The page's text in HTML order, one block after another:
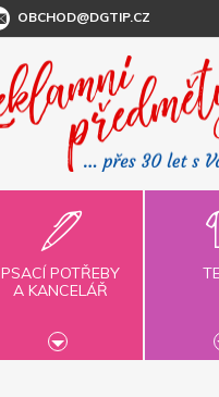
OBCHOD@DGTIP.CZ
PSACÍ POTŘEBY
A KANCELÁŘ